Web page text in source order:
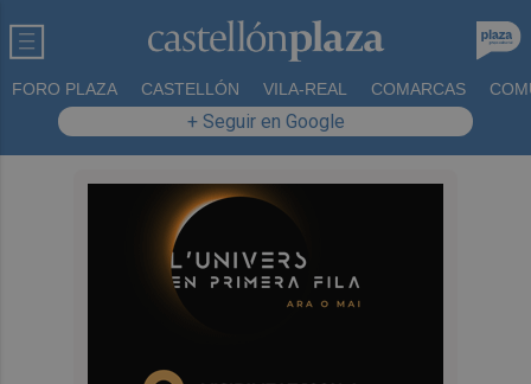
FORO PLAZA CASTELLÓN VILA-REAL COMARCAS
+ Seguir en Google